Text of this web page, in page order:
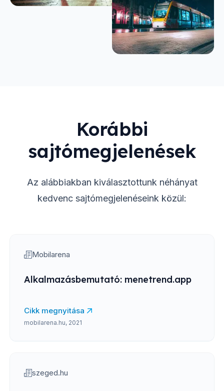
Korábbi
sajtómegjelenések
Az alábbiakban kiválasztottunk néhányat
kedvenc sajtómegjelenéseink közül:
Mobilarena
Alkalmazásbemutató: menetrend.app
Cikk megnyitása
mobilarena.hu, 2021
szeged.hu